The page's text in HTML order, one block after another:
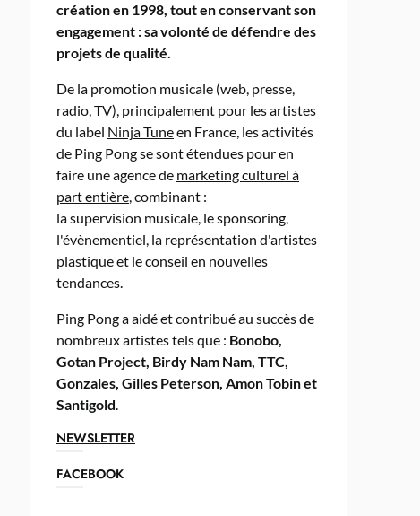
création en 1998, tout en conservant son
engagement : sa volonté de défendre des
projets de qualité.
De la promotion musicale (web, presse,
radio, TV), principalement pour les artistes
du label Ninja Tuneen France, les activités
de Ping Pong se sont étendues pour en
faire une agence de marketing culturel à
part entière, combinant :
la supervision musicale, le sponsoring,
l'évènementiel, la représentation d'artistes
plastique et le conseil en nouvelles
tendances.
Ping Pong a aidé et contribué au succès de
nombreux artistes tels que : Bonobo,
Gotan Project, Birdy Nam Nam, TTC,
Gonzales, Gilles Peterson, Amon Tobin et
Santigold.
NEWSLETTER
FACEBOOK